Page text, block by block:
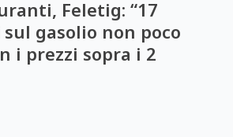
Feletig: “17
gasolio non poco
i prezzi sopra i 2